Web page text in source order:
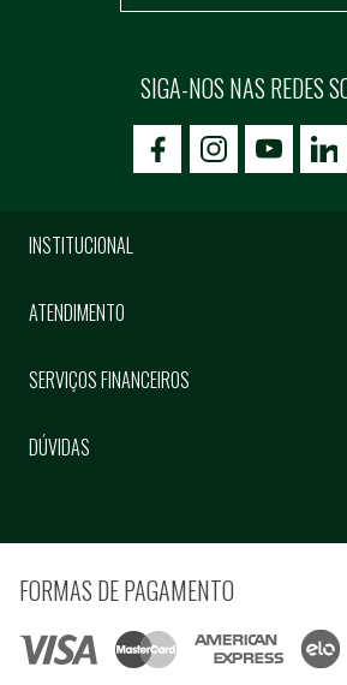
SIGA-NOS NAS REDES
icon-facebookicon-social02
icon-
INSTITUCIONAL
ATENDIMENTO
SERVIÇOS FINANCEIROS
DÚVIDAS
FORMAS DE PAGAMENTO